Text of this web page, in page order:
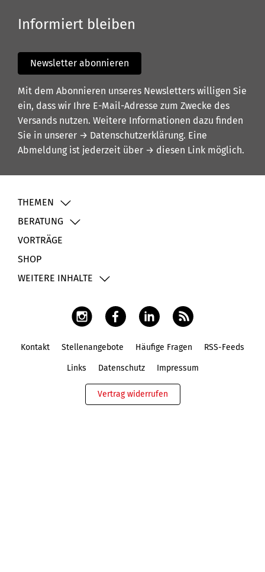
Informiert bleiben
Newsletter abonnieren
Mit dem Abonnieren unseres Newsletters willigen Sie
ein, dass wir Ihre E-Mail-Adresse zum Zwecke des
Versands nutzen. Weitere Informationen dazu finden
Sie in unserer → Datenschutzerklärung. Eine
Abmeldung ist jederzeit über → diesen Link möglich.
THEMEN
BERATUNG
VORTRÄGE
SHOP
WEITERE INHALTE
Kontakt Stellenangebote Häufige Fragen RSS-Feeds
Links Datenschutz Impressum
Vertrag widerrufen